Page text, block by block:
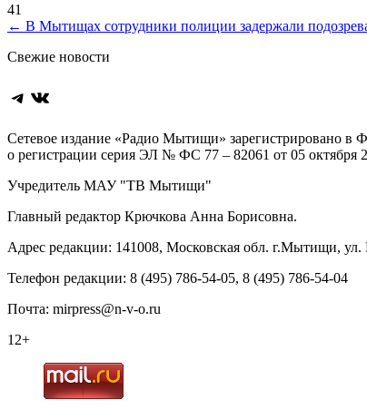
41
Навигация
по
← В Мытищах сотрудники полиции задержали
Свежие новости
Telegram
ВКонтакте
Сетевое издание «Радио Мытищи» зарегистрировано в
о регистрации серия ЭЛ № ФС 77 – 82061 от 05 октября
Учредитель МАУ "ТВ Мытищи"
Главный редактор Крючкова Анна Борисовна.
Адрес редакции: 141008, Московская обл. г.Мытищи, ул.
Телефон редакции: 8 (495) 786-54-05, 8 (495) 786-54-04
Почта: mirpress@n-v-o.ru
12+